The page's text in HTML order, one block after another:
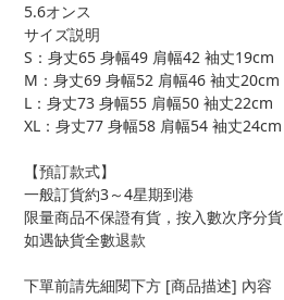
5.6オンス
サイズ説明
S：身丈65 身幅49 肩幅42 袖丈19cm
M：身丈69 身幅52 肩幅46 袖丈20cm
L：身丈73 身幅55 肩幅50 袖丈22cm
XL：身丈77 身幅58 肩幅54 袖丈24cm
【預訂款式】
一般訂貨約3～4星期到港
限量商品不保證有貨，按入數次序分貨
如遇缺貨全數退款
下單前請先細閱下方 [商品描述] 內容